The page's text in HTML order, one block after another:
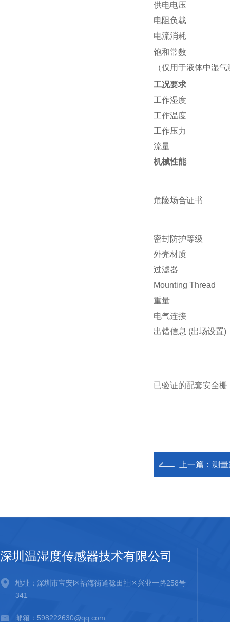
供电电压
电阻负载
电流消耗
饱和常数
（仅用于液体中湿
工况要求
工作湿度
工作温度
工作压力
流量
机械性能
危险场合证书
密封防护等级
外壳材质
过滤器
Mounting Thread
重量
电气连接
出错信息 (出场设置)
已验证的配套安全栅
上一篇： 测
深圳温湿度传感器技术有限公司
地址：深圳市宝安区福海街道稔田社区兴业一路258号
341
邮箱：598222630@qq.com